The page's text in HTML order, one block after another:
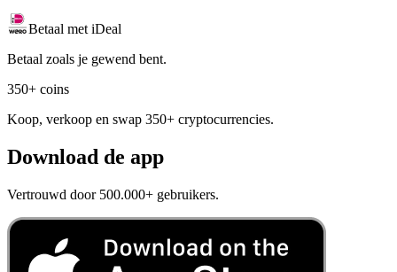
Betaal met iDeal
Betaal zoals je gewend bent.
350+ coins
Koop, verkoop en swap 350+ cryptocurrencies.
Download de app
Vertrouwd door 500.000+ gebruikers.